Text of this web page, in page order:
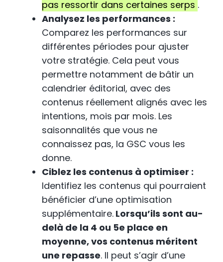
pas ressortir dans certaines serps .
Analysez les performances :
Comparez les performances sur
différentes périodes pour ajuster
votre stratégie. Cela peut vous
permettre notamment de bâtir un
calendrier éditorial, avec des
contenus réellement alignés avec les
intentions, mois par mois. Les
saisonnalités que vous ne
connaissez pas, la GSC vous les
donne.
Ciblez les contenus à optimiser :
Identifiez les contenus qui pourraient
bénéficier d’une optimisation
supplémentaire. Lorsqu’ils sont au-
delà de la 4 ou 5e place en
moyenne, vos contenus méritent
une repasse. Il peut s’agir d’une